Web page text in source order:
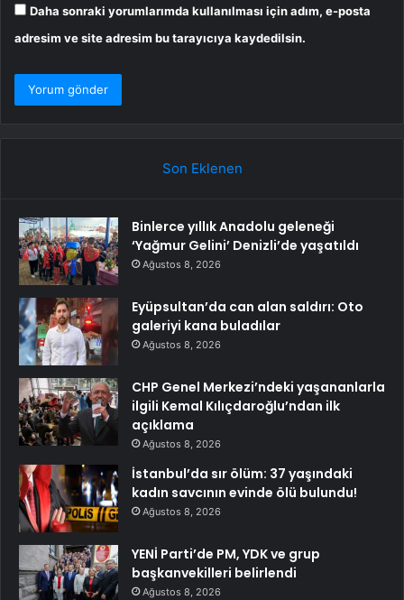
Daha sonraki yorumlarımda kullanılması için adım, e-posta
adresim ve site adresim bu tarayıcıya kaydedilsin.
Son Eklenen
Binlerce yıllık Anadolu geleneği
‘Yağmur Gelini’ Denizli’de yaşatıldı
Ağustos 8, 2026
Eyüpsultan’da can alan saldırı: Oto
galeriyi kana buladılar
Ağustos 8, 2026
CHP Genel Merkezi’ndeki yaşananlarla
ilgili Kemal Kılıçdaroğlu’ndan ilk
açıklama
Ağustos 8, 2026
İstanbul’da sır ölüm: 37 yaşındaki
kadın savcının evinde ölü bulundu!
Ağustos 8, 2026
YENİ Parti’de PM, YDK ve grup
başkanvekilleri belirlendi
Ağustos 8, 2026